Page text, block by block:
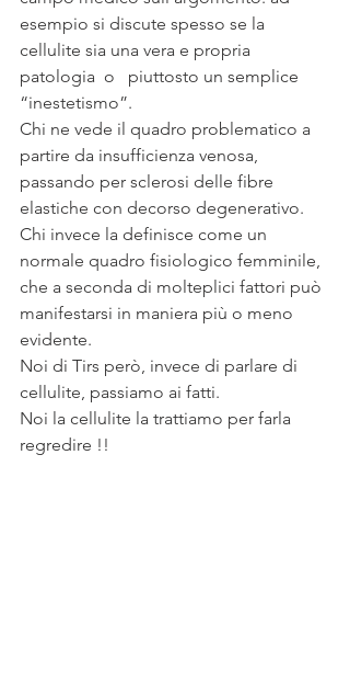
esempio si discute spesso se la
cellulite sia una vera e propria
patologia  o   piuttosto un semplice
“inestetismo”.
Chi ne vede il quadro problematico a
partire da insufficienza venosa,
passando per sclerosi delle fibre
elastiche con decorso degenerativo.
Chi invece la definisce come un
normale quadro fisiologico femminile,
che a seconda di molteplici fattori può
manifestarsi in maniera più o meno
evidente.
Noi di Tirs però, invece di parlare di
cellulite, passiamo ai fatti.
Noi la cellulite la trattiamo per farla
regredire !!